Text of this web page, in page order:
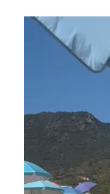
Lecteur
vidéo